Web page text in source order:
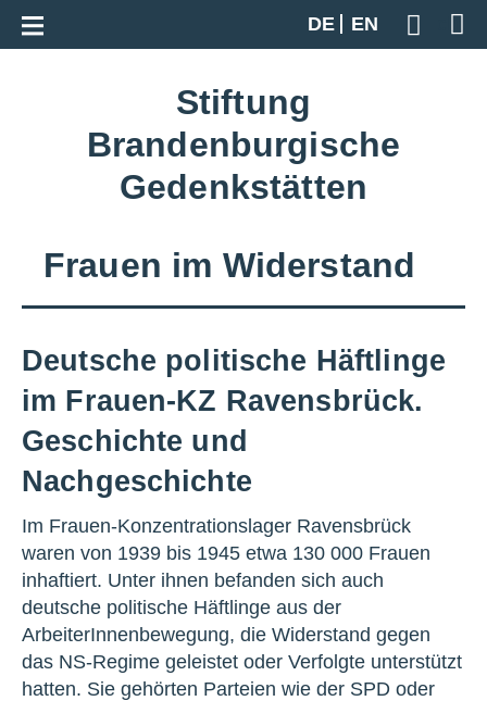
DE
EN
Geben
Zur Gesamtübersicht
Stiftung
Brandenburgische
Gedenkstätten
Frauen im Widerstand
Deutsche politische Häftlinge
im Frauen-KZ Ravensbrück.
Geschichte und
Nachgeschichte
Im Frauen-Konzentrationslager Ravensbrück
waren von 1939 bis 1945 etwa 130 000 Frauen
inhaftiert. Unter ihnen befanden sich auch
deutsche politische Häftlinge aus der
ArbeiterInnenbewegung, die Widerstand gegen
das NS-Regime geleistet oder Verfolgte unterstützt
hatten. Sie gehörten Parteien wie der SPD oder